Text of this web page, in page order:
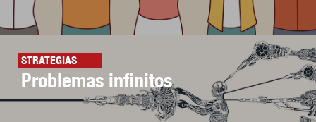
STRATEGIAS
Problemas infinitos